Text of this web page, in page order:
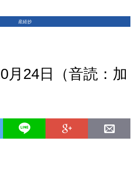
産経抄
月24日（音読：加